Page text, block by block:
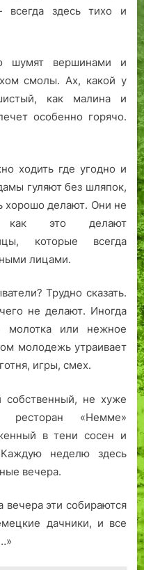
здесь тихо и
шумят вершинами и
смолы. Ах, какой у
как малина и
особенно горячо.
ходить где угодно и
гуляют без шляпок,
хорошо делают. Они не
как это делают
которые всегда
лицами.
Трудно сказать.
не делают. Иногда
молотка или нежное
молодежь утраивает
игры, смех.
не хуже
ресторан «Немме»
в тени сосен и
неделю здесь
вечера.
вечера эти собираются
дачники, и все